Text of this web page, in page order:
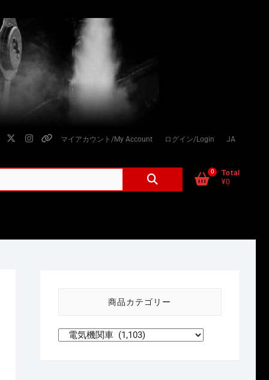
twitter
instagram
個
情
り
マイアカウント/My Account ログイン/Login JA
0
Total
¥0
商品カテゴリー